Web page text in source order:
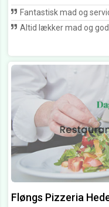
Fantastisk mad og
Altid lækker mad og
Fløngs Pizzeria